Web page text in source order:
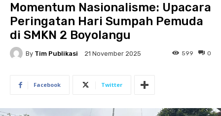
Momentum Nasionalisme: Upacara
Peringatan Hari Sumpah Pemuda
di SMKN 2 Boyolangu
By Tim Publikasi 21 November 2025 0
599
Facebook Twitter